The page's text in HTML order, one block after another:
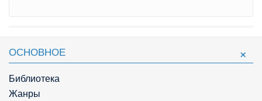
ОСНОВНОЕ
Библиотека
Жанры